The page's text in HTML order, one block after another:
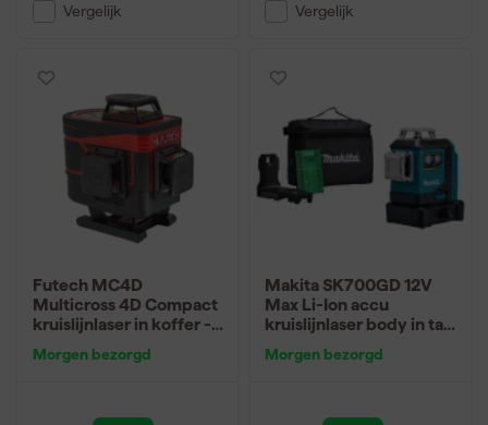
Vergelijk Vergelijk
Futech MC4D
Multicross 4D Compact
kruislijnlaser in koffer -
Morgen bezorgd
Makita SK700GD 12V
Max Li-Ion accu
kruislijnlaser body in tas
3x360° - 35m
Morgen bezorgd